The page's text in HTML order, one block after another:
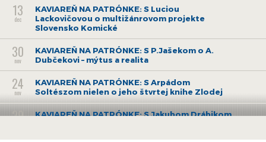
13
dec
KAVIAREŇ NA PATRÓNKE: S Luciou
Lackovičovou o multižánrovom projekte
Slovensko Komické
30
nov
KAVIAREŇ NA PATRÓNKE: S P.Jašekom o A.
Dubčekovi – mýtus a realita
24
nov
KAVIAREŇ NA PATRÓNKE: S Arpádom
Soltészom nielen o jeho štvrtej knihe Zlodej
29
KAVIAREŇ NA PATRÓNKE: S Jakubom Drábikom